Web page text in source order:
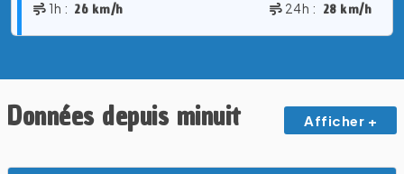
1h : 26 km/h 24h : 28 km/h
Données depuis minuit Afficher +